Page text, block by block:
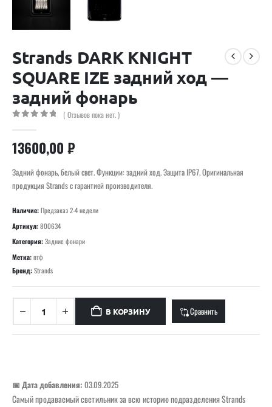
Strands DARK KNIGHT
SQUARE IZE задний ход —
задний фонарь
( Отзывов пока нет. )
13600,00 ₽
Задний фонарь, белый свет. Функции: задний ход. Защита IP67. Оригинальная
продукция Strands с гарантией производителя.
Наличие:Предзаказ 2-4 недели
Артикул:800634
Категория:Задние фонари
Метка:птф
Бренд:Strands
В КОРЗИНУ Сравнить
📅 Дата добавления: 03.09.2025
Самый продаваемый светильник за всю историю подразделения Strands